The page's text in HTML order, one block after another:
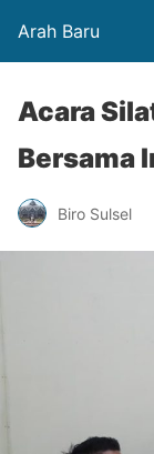
Arah Baru
Acara
Bersama
Biro Sulsel